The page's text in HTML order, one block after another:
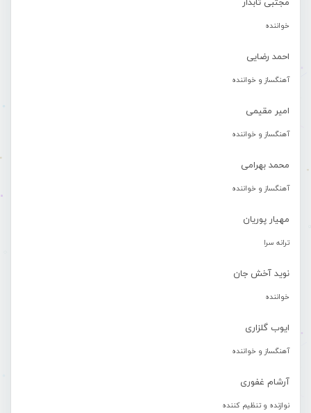
مجتبی تابدار
خواننده
احمد رضایی
آهنگساز و خواننده
امیر مقیمی
آهنگساز و خواننده
محمد بهرامی
آهنگساز و خواننده
مهیار پوریان
ترانه سرا
نوید آخش جان
خواننده
ایوب گلزاری
آهنگساز و خواننده
آرشام غفوری
نوازنده و تنظیم کننده